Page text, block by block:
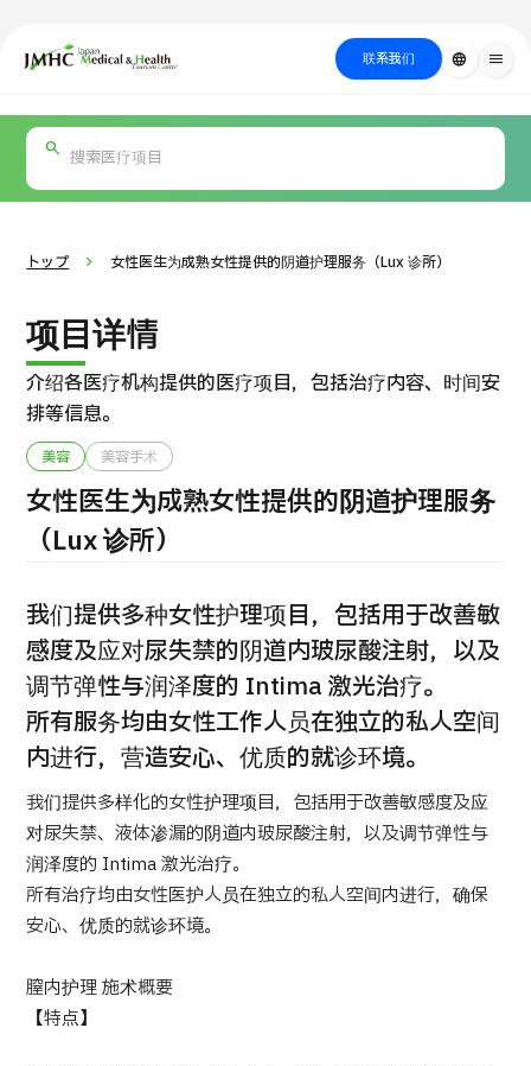
日本医疗健康雅旅中心（JMHC） 联系我们 language menu
关于日本医疗
按部位・疾
病搜索
方法搜索
医疗
TOP
关于JMHC
面向国际患者
就诊流程
PICK UP PROGRAM
国际 第二医疗意见（湘南镰仓综合医院）
治療 治療
2026.01.12
トップ 女性医生为成熟女性提供的阴道护理服务（Lux 诊所）
项目详情
介绍各医疗机构提供的医疗项目，包括治疗内容、时间安
排等信息。
美容 美容手术
女性医生为成熟女性提供的阴道护理服务
（Lux 诊所）
我们提供多种女性护理项目，包括用于改善敏
感度及应对尿失禁的阴道内玻尿酸注射，以及
调节弹性与润泽度的 Intima 激光治疗。
所有服务均由女性工作人员在独立的私人空间
内进行，营造安心、优质的就诊环境。
我们提供多样化的女性护理项目，包括用于改善敏感度及应
对尿失禁、液体渗漏的阴道内玻尿酸注射，以及调节弹性与
润泽度的 Intima 激光治疗。
所有治疗均由女性医护人员在独立的私人空间内进行，确保
安心、优质的就诊环境。
膣内护理 施术概要
【特点】